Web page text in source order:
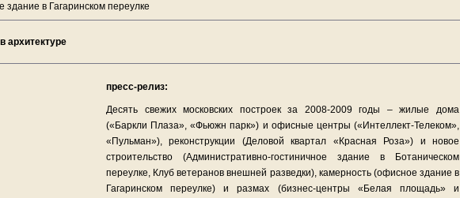
здание в Гагаринском переулке
архитектуре
пресс-релиз:
Десять свежих московских построек за 2008-2009 годы – жилые дома
(«Баркли Плаза», «Фьюжн парк») и офисные центры («Интеллект-Телеком»,
«Пульман»), реконструкции (Деловой квартал «Красная Роза») и новое
строительство (Административно-гостиничное здание в Ботаническом
переулке, Клуб ветеранов внешней разведки), камерность (офисное здание в
Гагаринском переулке) и размах (бизнес-центры «Белая площадь» и